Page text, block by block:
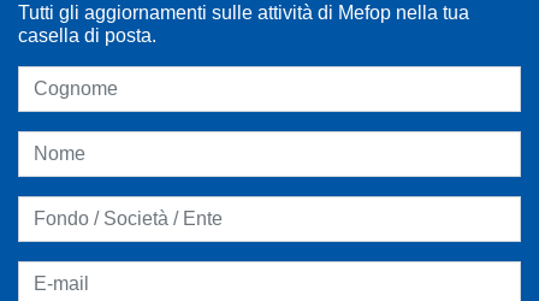
Tutti gli aggiornamenti sulle attività di Mefop nella tua
casella di posta.